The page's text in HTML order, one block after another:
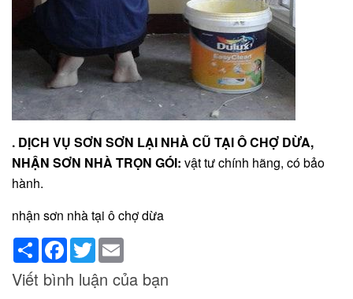
. DỊCH VỤ SƠN SƠN LẠI NHÀ CŨ TẠI Ô CHỢ DỪA,
NHẬN SƠN NHÀ TRỌN GÓI: vật tư chính hãng, có bảo
hành.
nhận sơn nhà tại ô chợ dừa
ShareFacebook
Twitter
Viết bình luận của bạn